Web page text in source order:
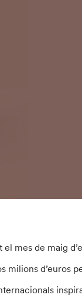
mes de maig
milions d’euros